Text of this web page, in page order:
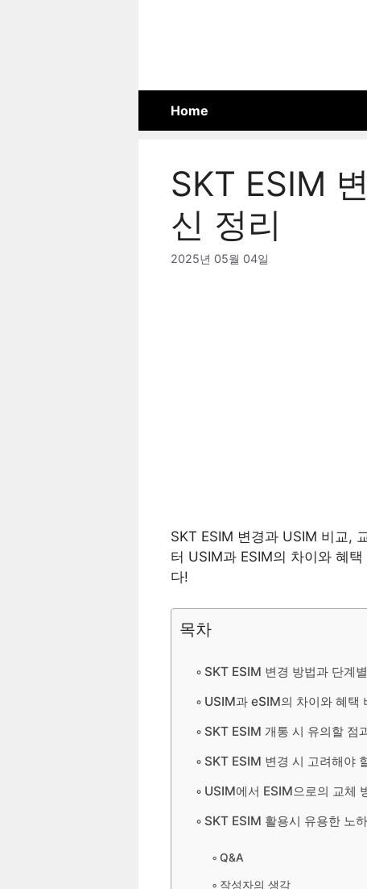
Home
SKT ESIM
신 정리
2025년 05월 04일
SKT ESIM 변경과 USIM 비교,
터 USIM과 ESIM의 차이와 혜
다!
목차
SKT ESIM 변경 방법과 단계
USIM과 eSIM의 차이와 혜택
SKT ESIM 개통 시 유의할 점
SKT ESIM 변경 시 고려해야
USIM에서 ESIM으로의 교체
SKT ESIM 활용시 유용한 노
Q&A
작성자의 생각